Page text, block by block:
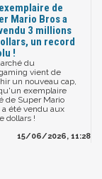
de
Mario Bros a
3 millions
un record
!
du
vient de
un nouveau cap,
exemplaire
de Super Mario
a été vendu aux
dollars !
15/06/2026, 11:28